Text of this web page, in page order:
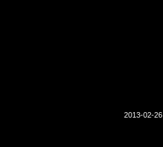
2013-02-26